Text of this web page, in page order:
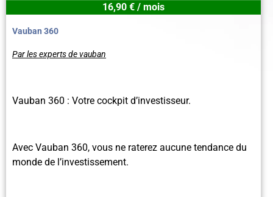
16,90 € / mois
Vauban 360
Par les experts de vauban
Vauban 360 : Votre cockpit d’investisseur.
Avec Vauban 360, vous ne raterez aucune tendance du
monde de l’investissement.